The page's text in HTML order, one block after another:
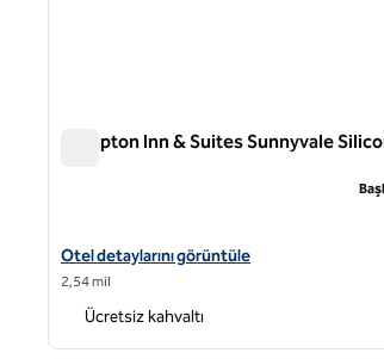
Hampton Inn & Suites Sunnyvale
Hampton Inn & Suites Sunnyvale Silicon
Otel detaylarını görüntüle
2,54 mil
Ücretsiz kahvaltı